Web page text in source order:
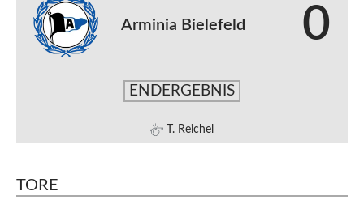
Arminia Bielefeld 0
ENDERGEBNIS
T. Reichel
TORE